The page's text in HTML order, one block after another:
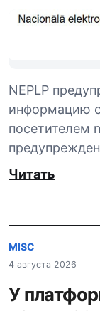
NEPLP
информацию
посетителем
Читать
MISC
4 августа 2026
У